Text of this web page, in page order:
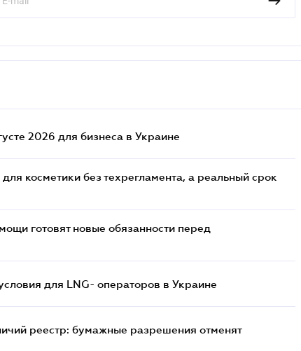
2026 для бизнеса в Украине
косметики без техрегламента, а реальный срок
готовят новые обязанности перед
для LNG- операторов в Украине
реестр: бумажные разрешения отменят